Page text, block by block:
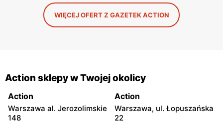
WIĘCEJ OFERT Z GAZETEK ACTION
Action sklepy w Twojej okolicy
Action
Warszawa al. Jerozolimskie
148
Action
Warszawa, ul. Łopuszańska
22